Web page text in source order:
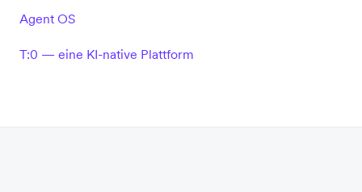
Agent OS
T:0 — eine KI-native Plattform